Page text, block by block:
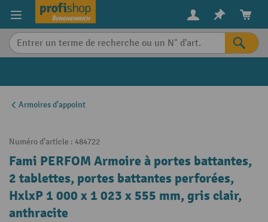
content
Armoires d'appoint
Numéro d'article : 484722
Fami PERFOM Armoire à portes battantes,
2 tablettes, portes battantes perforées,
HxlxP 1 000 x 1 023 x 555 mm, gris clair,
anthracite